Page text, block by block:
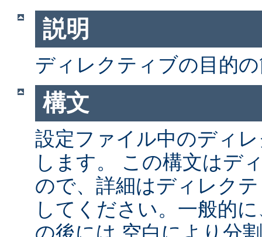
説明
ディレクティブの目的
構文
設定ファイル中のディ
します。 この構文はデ
ので、詳細はディレク
してください。一般的
の後には 空白により分